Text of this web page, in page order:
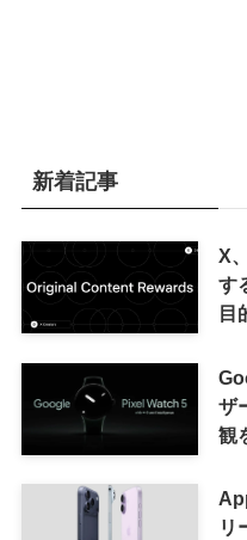
新着記事
X
す
目
来
ザ
観
リ